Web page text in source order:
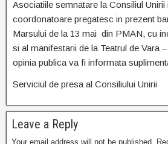
Asociatiile semnatare la Consiliul
coordonatoare pregatesc in prezent
Marsului de la 13 mai din PMAN, cu
si al manifestarii de la Teatrul de Vara
opinia publica va fi informata
Serviciul de presa al Consiliului Unirii
Leave a Reply
Your email address will not be published.